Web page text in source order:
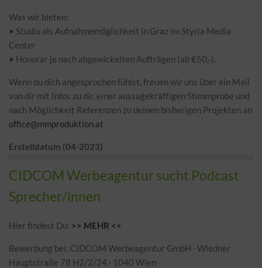
Was wir bieten:
• Studio als Aufnahmemöglichkeit in Graz im Styria Media
Center
• Honorar je nach abgewickelten Aufträgen (ab €50,-).
Wenn du dich angesprochen fühlst, freuen wir uns über ein Mail
von dir mit Infos zu dir, einer aussagekräftigen Stimmprobe und
nach Möglichkeit Referenzen zu deinen bisherigen Projekten an
office@mmproduktion.at
Erstelldatum (04-2023)
CIDCOM Werbeagentur sucht Podcast
Sprecher/innen
Hier findest Du: >> MEHR <<
Bewerbung bei: CIDCOM Werbeagentur GmbH · Wiedner
Hauptstraße 78 H2/2/24 · 1040 Wien